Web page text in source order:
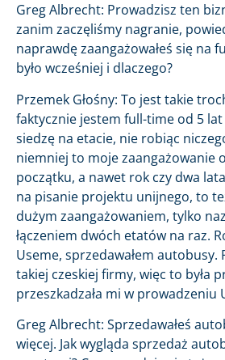
Greg Albrecht: Prowadzisz ten
zanim zaczęliśmy nagranie,
naprawdę zaangażowałeś się na
było wcześniej i dlaczego?
Przemek Głośny: To jest takie
faktycznie jestem full-time od 5
siedzę na etacie, nie robiąc
niemniej to moje zaangażowanie
początku, a nawet rok czy dwa
na pisanie projektu unijnego, to
dużym zaangażowaniem, tylko
łączeniem dwóch etatów na raz.
Useme, sprzedawałem autobusy.
takiej czeskiej firmy, więc to była
przeszkadzała mi w prowadzeniu
Greg Albrecht: Sprzedawałeś
więcej. Jak wygląda sprzedaż